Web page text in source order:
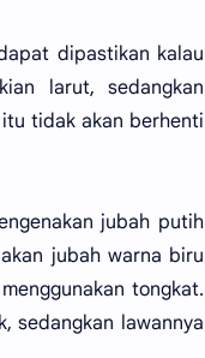
dipastikan kalau
larut, sedangkan
tidak akan berhenti
jubah putih
jubah warna biru
tongkat.
sedangkan lawannya